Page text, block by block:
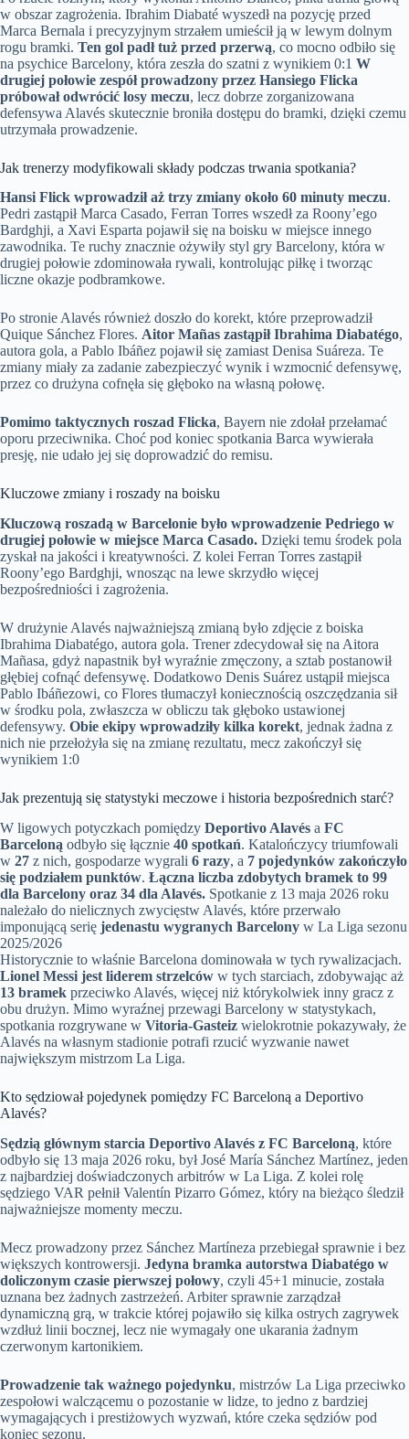
w obszar zagrożenia. Ibrahim Diabaté wyszedł na pozycję przed
Marca Bernala i precyzyjnym strzałem umieścił ją w lewym dolnym
rogu bramki. Ten gol padł tuż przed przerwą, co mocno odbiło się
na psychice Barcelony, która zeszła do szatni z wynikiem 0:1 W
drugiej połowie zespół prowadzony przez Hansiego Flicka
próbował odwrócić losy meczu, lecz dobrze zorganizowana
defensywa Alavés skutecznie broniła dostępu do bramki, dzięki czemu
utrzymała prowadzenie.
Jak trenerzy modyfikowali składy podczas trwania spotkania?
Hansi Flick wprowadził aż trzy zmiany około 60 minuty meczu.
Pedri zastąpił Marca Casado, Ferran Torres wszedł za Roony’ego
Bardghji, a Xavi Esparta pojawił się na boisku w miejsce innego
zawodnika. Te ruchy znacznie ożywiły styl gry Barcelony, która w
drugiej połowie zdominowała rywali, kontrolując piłkę i tworząc
liczne okazje podbramkowe.
Po stronie Alavés również doszło do korekt, które przeprowadził
Quique Sánchez Flores. Aitor Mañas zastąpił Ibrahima Diabatégo,
autora gola, a Pablo Ibáñez pojawił się zamiast Denisa Suáreza. Te
zmiany miały za zadanie zabezpieczyć wynik i wzmocnić defensywę,
przez co drużyna cofnęła się głęboko na własną połowę.
Pomimo taktycznych roszad Flicka, Bayern nie zdołał przełamać
oporu przeciwnika. Choć pod koniec spotkania Barca wywierała
presję, nie udało jej się doprowadzić do remisu.
Kluczowe zmiany i roszady na boisku
Kluczową roszadą w Barcelonie było wprowadzenie Pedriego w
drugiej połowie w miejsce Marca Casado. Dzięki temu środek pola
zyskał na jakości i kreatywności. Z kolei Ferran Torres zastąpił
Roony’ego Bardghji, wnosząc na lewe skrzydło więcej
bezpośredniości i zagrożenia.
W drużynie Alavés najważniejszą zmianą było zdjęcie z boiska
Ibrahima Diabatégo, autora gola. Trener zdecydował się na Aitora
Mañasa, gdyż napastnik był wyraźnie zmęczony, a sztab postanowił
głębiej cofnąć defensywę. Dodatkowo Denis Suárez ustąpił miejsca
Pablo Ibáñezowi, co Flores tłumaczył koniecznością oszczędzania sił
w środku pola, zwłaszcza w obliczu tak głęboko ustawionej
defensywy. Obie ekipy wprowadziły kilka korekt, jednak żadna z
nich nie przełożyła się na zmianę rezultatu, mecz zakończył się
wynikiem 1:0
Jak prezentują się statystyki meczowe i historia bezpośrednich starć?
W ligowych potyczkach pomiędzy Deportivo Alavés a FC
Barceloną odbyło się łącznie 40 spotkań. Katalończycy triumfowali
w 27 z nich, gospodarze wygrali 6 razy, a 7 pojedynków zakończyło
się podziałem punktów. Łączna liczba zdobytych bramek to 99
dla Barcelony oraz 34 dla Alavés. Spotkanie z 13 maja 2026 roku
należało do nielicznych zwycięstw Alavés, które przerwało
imponującą serię jedenastu wygranych Barcelony w La Liga sezonu
2025/2026
Historycznie to właśnie Barcelona dominowała w tych rywalizacjach.
Lionel Messi jest liderem strzelców w tych starciach, zdobywając aż
13 bramek przeciwko Alavés, więcej niż którykolwiek inny gracz z
obu drużyn. Mimo wyraźnej przewagi Barcelony w statystykach,
spotkania rozgrywane w Vitoria-Gasteiz wielokrotnie pokazywały, że
Alavés na własnym stadionie potrafi rzucić wyzwanie nawet
największym mistrzom La Liga.
Kto sędziował pojedynek pomiędzy FC Barceloną a Deportivo
Alavés?
Sędzią głównym starcia Deportivo Alavés z FC Barceloną, które
odbyło się 13 maja 2026 roku, był José María Sánchez Martínez, jeden
z najbardziej doświadczonych arbitrów w La Liga. Z kolei rolę
sędziego VAR pełnił Valentín Pizarro Gómez, który na bieżąco śledził
najważniejsze momenty meczu.
Mecz prowadzony przez Sánchez Martíneza przebiegał sprawnie i bez
większych kontrowersji. Jedyna bramka autorstwa Diabatégo w
doliczonym czasie pierwszej połowy, czyli 45+1 minucie, została
uznana bez żadnych zastrzeżeń. Arbiter sprawnie zarządzał
dynamiczną grą, w trakcie której pojawiło się kilka ostrych zagrywek
wzdłuż linii bocznej, lecz nie wymagały one ukarania żadnym
czerwonym kartonikiem.
Prowadzenie tak ważnego pojedynku, mistrzów La Liga przeciwko
zespołowi walczącemu o pozostanie w lidze, to jedno z bardziej
wymagających i prestiżowych wyzwań, które czeka sędziów pod
koniec sezonu.